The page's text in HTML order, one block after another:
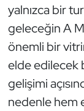
yalnızca bir
geleceğin A
önemli bir
elde edilecek
gelişimi
nedenle hem